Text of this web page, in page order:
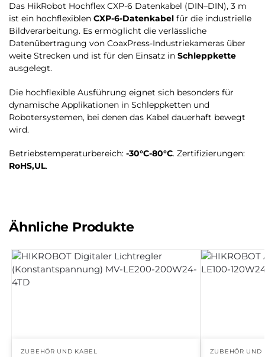
Das HikRobot Hochflex CXP-6 Datenkabel (DIN–DIN), 3 m
ist ein hochflexiblen CXP-6-Datenkabel für die industrielle
Bildverarbeitung. Es ermöglicht die verlässliche
Datenübertragung von CoaxPress-Industriekameras über
weite Strecken und ist für den Einsatz in Schleppkette
ausgelegt.
Die hochflexible Ausführung eignet sich besonders für
dynamische Applikationen in Schleppketten und
Robotersystemen, bei denen das Kabel dauerhaft bewegt
wird.
Betriebstemperaturbereich: -30°C-80°C. Zertifizierungen:
RoHS,UL.
Ähnliche Produkte
ZUBEHÖR UND KABEL ZUBEHÖR UND